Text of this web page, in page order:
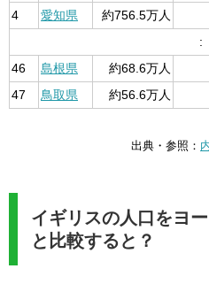
4
愛知県
約756.5万人
:
46
島根県
約68.6万人
47
鳥取県 約56.6万人
出典・参照：
イギリスの人口をヨ
と比較すると？